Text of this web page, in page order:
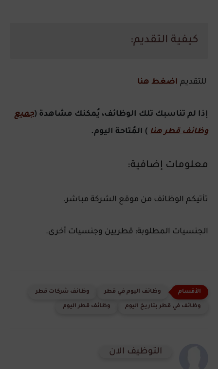
كيفية التقديم:
للتقديم اضغط هنا
إذا لم تناسبك تلك الوظائف، يُمكنك مشاهدة (جميع
وظائف قطر هنا ) المُتاحة اليوم.
معلومات إضافية:
تأتيكم الوظائف من موقع الشركة مباشر.
الجنسيات المطلوبة: قطريين وجنسيات أخرى.
وظائف اليوم في قطر وظائف شركات قطر
وظائف في قطر بتاريخ اليوم وظائف قطر اليوم
التوظيف الان